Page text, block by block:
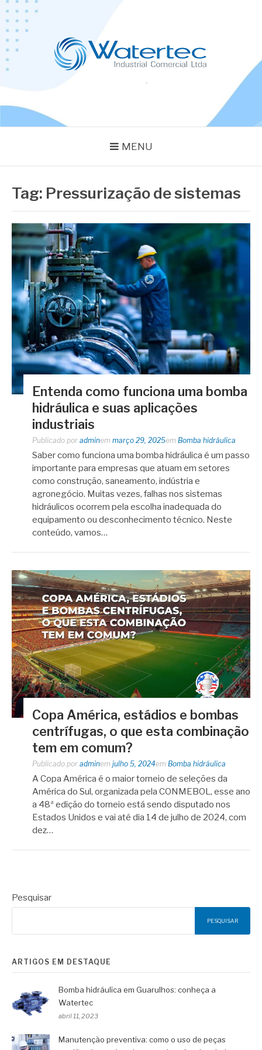
Pular
para
conteúdo
MENU
Tag: Pressurização de sistemas
Entenda como funciona uma bomba
hidráulica e suas aplicações
industriais
Publicado por adminem março 29, 2025em Bomba hidráulica
Saber como funciona uma bomba hidráulica é um passo
importante para empresas que atuam em setores
como construção, saneamento, indústria e
agronegócio. Muitas vezes, falhas nos sistemas
hidráulicos ocorrem pela escolha inadequada do
equipamento ou desconhecimento técnico. Neste
conteúdo, vamos…
Copa América, estádios e bombas
centrífugas, o que esta combinação
tem em comum?
Publicado por adminem julho 5, 2024em Bomba hidráulica
A Copa América é o maior torneio de seleções da
América do Sul, organizada pela CONMEBOL, esse ano
a 48ª edição do torneio está sendo disputado nos
Estados Unidos e vai até dia 14 de julho de 2024, com
dez…
Pesquisar
PESQUISAR
ARTIGOS EM DESTAQUE
Bomba hidráulica em Guarulhos: conheça a
Watertec
abril 11, 2023
Manutenção preventiva: como o uso de peças